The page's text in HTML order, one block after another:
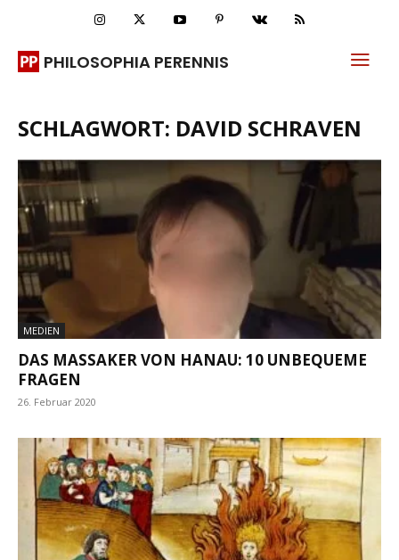
PHILOSOPHIA PERENNIS
SCHLAGWORT: DAVID SCHRAVEN
MEDIEN
DAS MASSAKER VON HANAU: 10 UNBEQUEME
FRAGEN
26. Februar 2020